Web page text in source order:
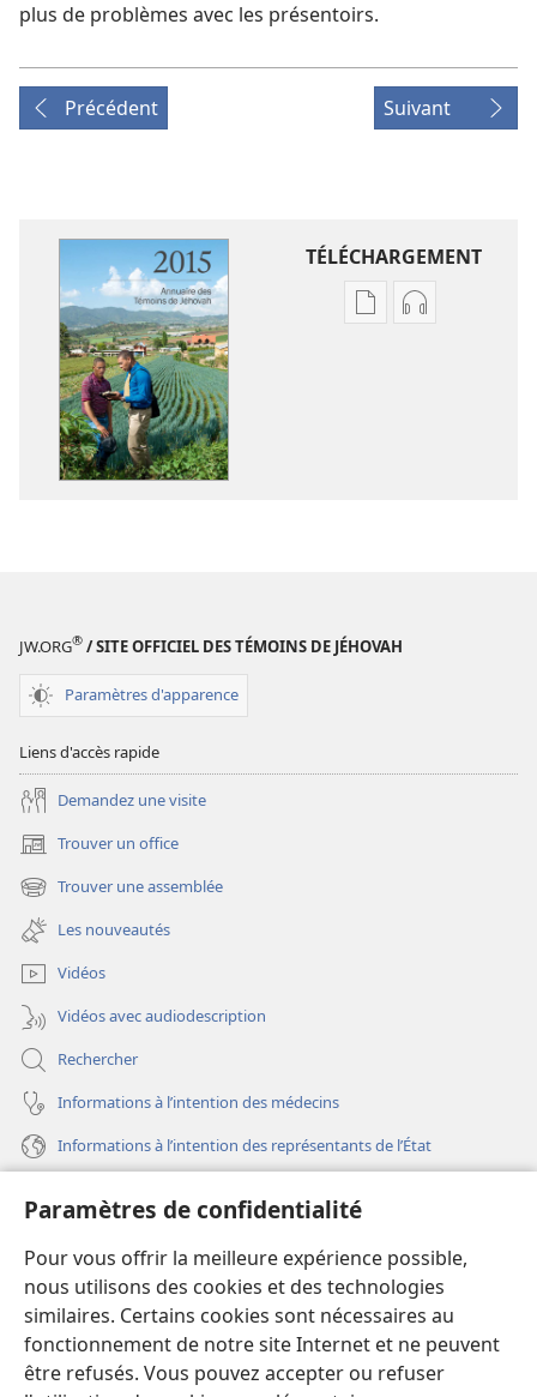
Paramètres de confidentialité
Pour vous offrir la meilleure expérience possible,
nous utilisons des cookies et des technologies
similaires. Certains cookies sont nécessaires au
fonctionnement de notre site Internet et ne peuvent
être refusés. Vous pouvez accepter ou refuser
plus de problèmes avec les présentoirs.
Précédent Suivant
TÉLÉCHARGEMENT
OptionsOptions
JW.ORG® / SITE OFFICIEL DES TÉMOINS DE JÉHOVAH
Paramètres d'apparence
Liens d'accès rapide
Demandez une visite
Trouver un office
(ouvre
une
nouvelle
fenêtre)
Trouver une assemblée
(ouvre
une
nouvelle
fenêtre)
Les nouveautés
Vidéos
Vidéos avec audiodescription
Rechercher
Informations à l’intention des médecins
Informations à l’intention des représentants de l’État
(ouvre
une
nouvelle
fenêtre)
Bibliothèque en ligne
(ouvre
une
nouvelleJW Hub®
(ouvre